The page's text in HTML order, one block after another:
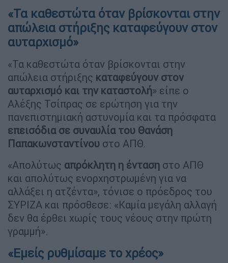
«Τα καθεστώτα όταν βρίσκονται στην
απώλεια στήριξης καταφεύγουν στον
αυταρχισμό»
«Τα καθεστώτα όταν βρίσκονται στην
απώλεια στήριξης καταφεύγουν στον
αυταρχισμό και την καταστολή» είπε ο
Αλέξης Τσίπρας σε ερώτηση για την
πανεπιστημιακή αστυνομία και τα πρόσφατα
επεισόδια σε συναυλία του Θανάση
Παπακωνσταντίνου στο ΑΠΘ.
«Απολύτως απρόκλητη η ένταση στο ΑΠΘ
και απολύτως ενορχηστρωμένη για να
αλλάξει η ατζέντα», τόνισε ο πρόεδρος του
ΣΥΡΙΖΑ και πρόσθεσε: «Καμία μεγάλη αλλαγή
δεν θα έρθει χωρίς τους νέους στην πρώτη
γραμμή».
«Εμείς ρυθμίσαμε το χρέος»